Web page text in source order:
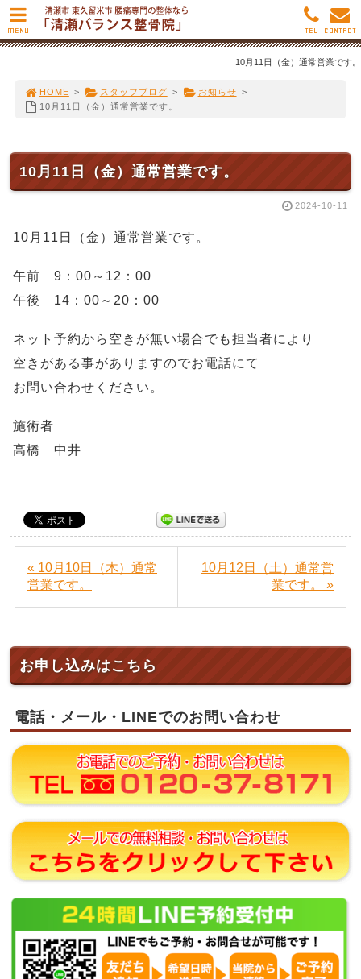
10月11日（金）通常営業です。
HOME > スタッフブログ > お知らせ >
10月11日（金）通常営業です。
10月11日（金）通常営業です。
2024-10-11
10月11日（金）通常営業です。
午前 9：00～12：00
午後 14：00～20：00
ネット予約から空きが無い場合でも担当者により
空きがある事がありますのでお電話にて
お問い合わせください。
施術者
高橋 中井
« 10月10日（木）通常
営業です。
10月12日（土）通常営
業です。 »
お申し込みはこちら
電話・メール・LINEでのお問い合わせ
MENU CONTACT
TEL